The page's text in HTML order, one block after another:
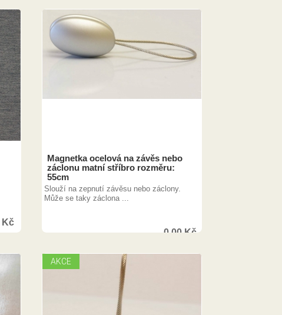
Kč
Magnetka ocelová na závěs nebo
záclonu matní stříbro rozměru:
55cm
Slouží na zepnutí závěsu nebo záclony.
Může se taky záclona ...
0,00Kč
AKCE